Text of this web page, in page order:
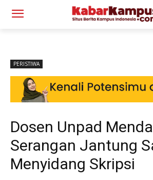
PERISTIWA
Dosen Unpad
Serangan Jantung
Menyidang Skripsi